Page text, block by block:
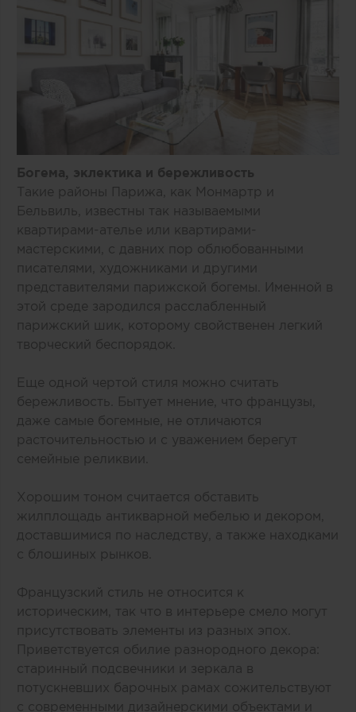
Богема, эклектика и бережливость
Такие районы Парижа, как Монмартр и
Бельвиль, известны так называемыми
квартирами-ателье или квартирами-
мастерскими, с давних пор облюбованными
писателями, художниками и другими
представителями парижской богемы. Именной в
этой среде зародился расслабленный
парижский шик, которому свойственен легкий
творческий беспорядок.
Еще одной чертой стиля можно считать
бережливость. Бытует мнение, что французы,
даже самые богемные, не отличаются
расточительностью и с уважением берегут
семейные реликвии.
Хорошим тоном считается обставить
жилплощадь антикварной мебелью и декором,
доставшимися по наследству, а также находками
с блошиных рынков.
Французский стиль не относится к
историческим, так что в интерьере смело могут
присутствовать элементы из разных эпох.
Приветствуется обилие разнородного декора:
старинный подсвечники и зеркала в
потускневших барочных рамах сожительствуют
с современными дизайнерскими объектами и